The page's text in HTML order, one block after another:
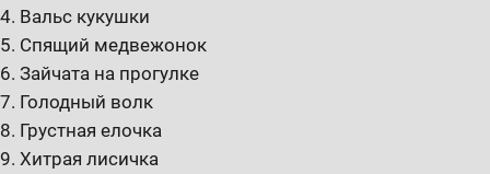
4. Вальс кукушки
5. Спящий медвежонок
6. Зайчата на прогулке
7. Голодный волк
8. Грустная елочка
9. Хитрая лисичка